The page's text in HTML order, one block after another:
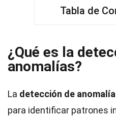
Tabla de
¿Qué es la
anomalías?
La detección de
para identificar patrones